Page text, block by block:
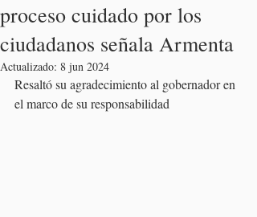
proceso cuidado por los
ciudadanos señala Armenta
Actualizado: 8 jun 2024
Resaltó su agradecimiento al gobernador en
el marco de su responsabilidad